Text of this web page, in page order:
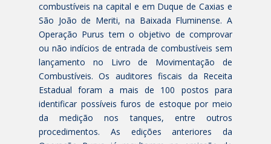
combustíveis na capital e em Duque de Caxias e
São João de Meriti, na Baixada Fluminense. A
Operação Purus tem o objetivo de comprovar
ou não indícios de entrada de combustíveis sem
lançamento no Livro de Movimentação de
Combustíveis. Os auditores fiscais da Receita
Estadual foram a mais de 100 postos para
identificar possíveis furos de estoque por meio
da medição nos tanques, entre outros
procedimentos. As edições anteriores da